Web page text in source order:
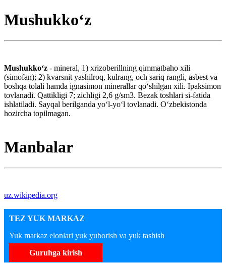
Mushukkoʻz
Mushukkoʻz - mineral, 1) xrizoberillning qimmatbaho xili
(simofan); 2) kvarsnit yashilroq, kulrang, och sariq rangli, asbest va
boshqa tolali hamda ignasimon minerallar qoʻshilgan xili. Ipaksimon
tovlanadi. Qattikligi 7; zichligi 2,6 g/sm3. Bezak toshlari si-fatida
ishlatiladi. Sayqal berilganda yoʻl-yoʻl tovlanadi. Oʻzbekistonda
hozircha topilmagan.
Manbalar
uz.wikipedia.org
TEZ YUK MARKAZ
Yuk markaz elonlari yuk yuborish va yuk tashish
Guruhga kirish